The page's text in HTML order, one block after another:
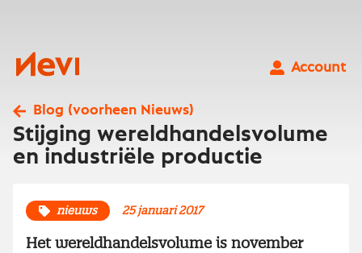
Nevi
Account
Blog (voorheen Nieuws)
Stijging wereldhandelsvolume
en industriële productie
nieuws 25 januari 2017
Het wereldhandelsvolume is november